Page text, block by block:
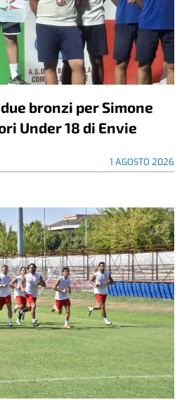
bronzi per Simone
Under 18 di Envie
1 AGOSTO 2026